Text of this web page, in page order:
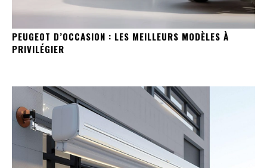
PEUGEOT D’OCCASION : LES MEILLEURS MODÈLES À
PRIVILÉGIER